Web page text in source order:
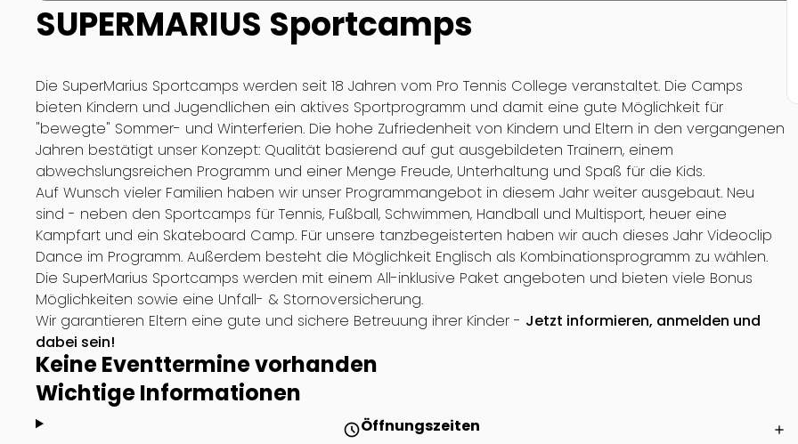
SUPERMARIUS Sportcamps
Die SuperMarius Sportcamps werden seit 18 Jahren vom Pro Tennis College veranstaltet. Die Camps
bieten Kindern und Jugendlichen ein aktives Sportprogramm und damit eine gute Möglichkeit für
"bewegte" Sommer- und Winterferien. Die hohe Zufriedenheit von Kindern und Eltern in den vergangenen
Jahren bestätigt unser Konzept: Qualität basierend auf gut ausgebildeten Trainern, einem
abwechslungsreichen Programm und einer Menge Freude, Unterhaltung und Spaß für die Kids.
Auf Wunsch vieler Familien haben wir unser Programmangebot in diesem Jahr weiter ausgebaut. Neu
sind - neben den Sportcamps für Tennis, Fußball, Schwimmen, Handball und Multisport, heuer eine
Kampfart und ein Skateboard Camp. Für unsere tanzbegeisterten haben wir auch dieses Jahr Videoclip
Dance im Programm. Außerdem besteht die Möglichkeit Englisch als Kombinationsprogramm zu wählen.
Die SuperMarius Sportcamps werden mit einem All-inklusive Paket angeboten und bieten viele Bonus
Möglichkeiten sowie eine Unfall- & Stornoversicherung.
Wir garantieren Eltern eine gute und sichere Betreuung ihrer Kinder - Jetzt informieren, anmelden und
dabei sein!
Keine Eventtermine vorhanden
Wichtige Informationen
scheduleÖffnungszeiten add